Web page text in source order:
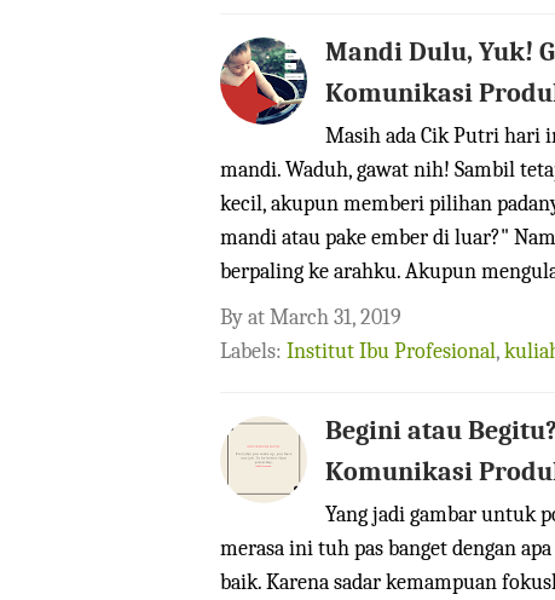
Mandi Dulu, Yuk!
Komunikasi
Masih ada Cik Putri hari
mandi. Waduh, gawat nih! Sambil
kecil, akupun memberi pilihan
mandi atau pake ember di luar?"
berpaling ke arahku. Akupun
ByatMarch 31, 2019
Labels: Institut Ibu Profesional,
Begini atau
Komunikasi
Yang jadi gambar untuk
merasa ini tuh pas banget dengan
baik. Karena sadar kemampuan